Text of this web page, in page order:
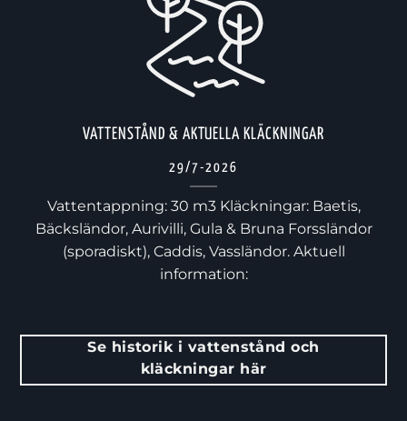
VATTENSTÅND & AKTUELLA KLÄCKNINGAR
29/7-2026
Vattentappning: 30 m3 Kläckningar: Baetis,
Bäcksländor, Aurivilli, Gula & Bruna Forssländor
(sporadiskt), Caddis, Vassländor. Aktuell
information:
Se historik i vattenstånd och
kläckningar här